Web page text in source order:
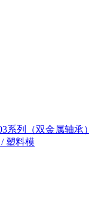
系列（双金属轴承）
塑料模